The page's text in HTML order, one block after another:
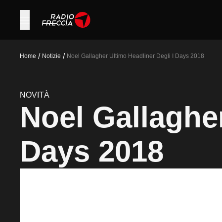
Home / Notizie / Noel Gallagher Ultimo Headliner Degli I Days 2018
NOVITÀ
Noel
Days 2018